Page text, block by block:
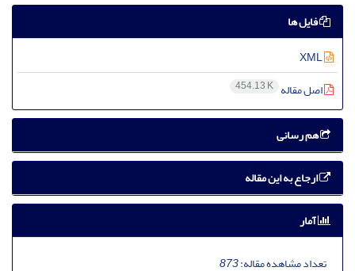
فایل ها
اصل مقاله 454.13 K
هم رسانی
ارجاع به این مقاله
آمار
تعداد مشاهده مقاله:873